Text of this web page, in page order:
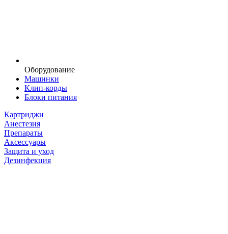
Оборудование
Машинки
Клип-корды
Блоки питания
Картриджи
Анестезия
Препараты
Аксессуары
Защита и уход
Дезинфекция